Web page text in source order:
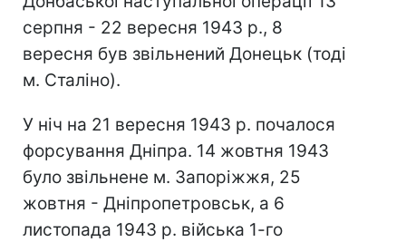
серпня - 22 вересня 1943 р., 8
вересня був звільнений Донецьк (тоді
м. Сталіно).
У ніч на 21 вересня 1943 р. почалося
форсування Дніпра. 14 жовтня 1943
було звільнене м. Запоріжжя, 25
жовтня - Дніпропетровськ, а 6
листопада 1943 р. війська 1-го